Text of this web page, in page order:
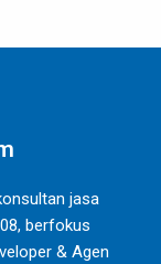
jasa
berfokus
& Agen